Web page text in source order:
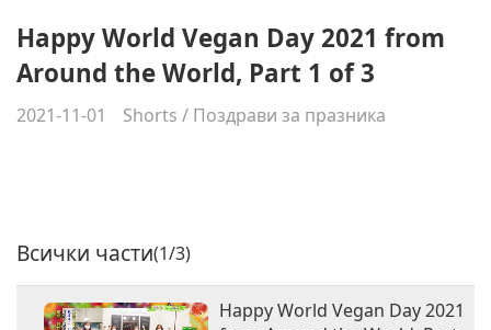
Happy World Vegan Day 2021 from
Around the World, Part 1 of 3
2021-11-01 Shorts / Поздрави за празника
Всички части(1/3)
Happy World Vegan Day 2021